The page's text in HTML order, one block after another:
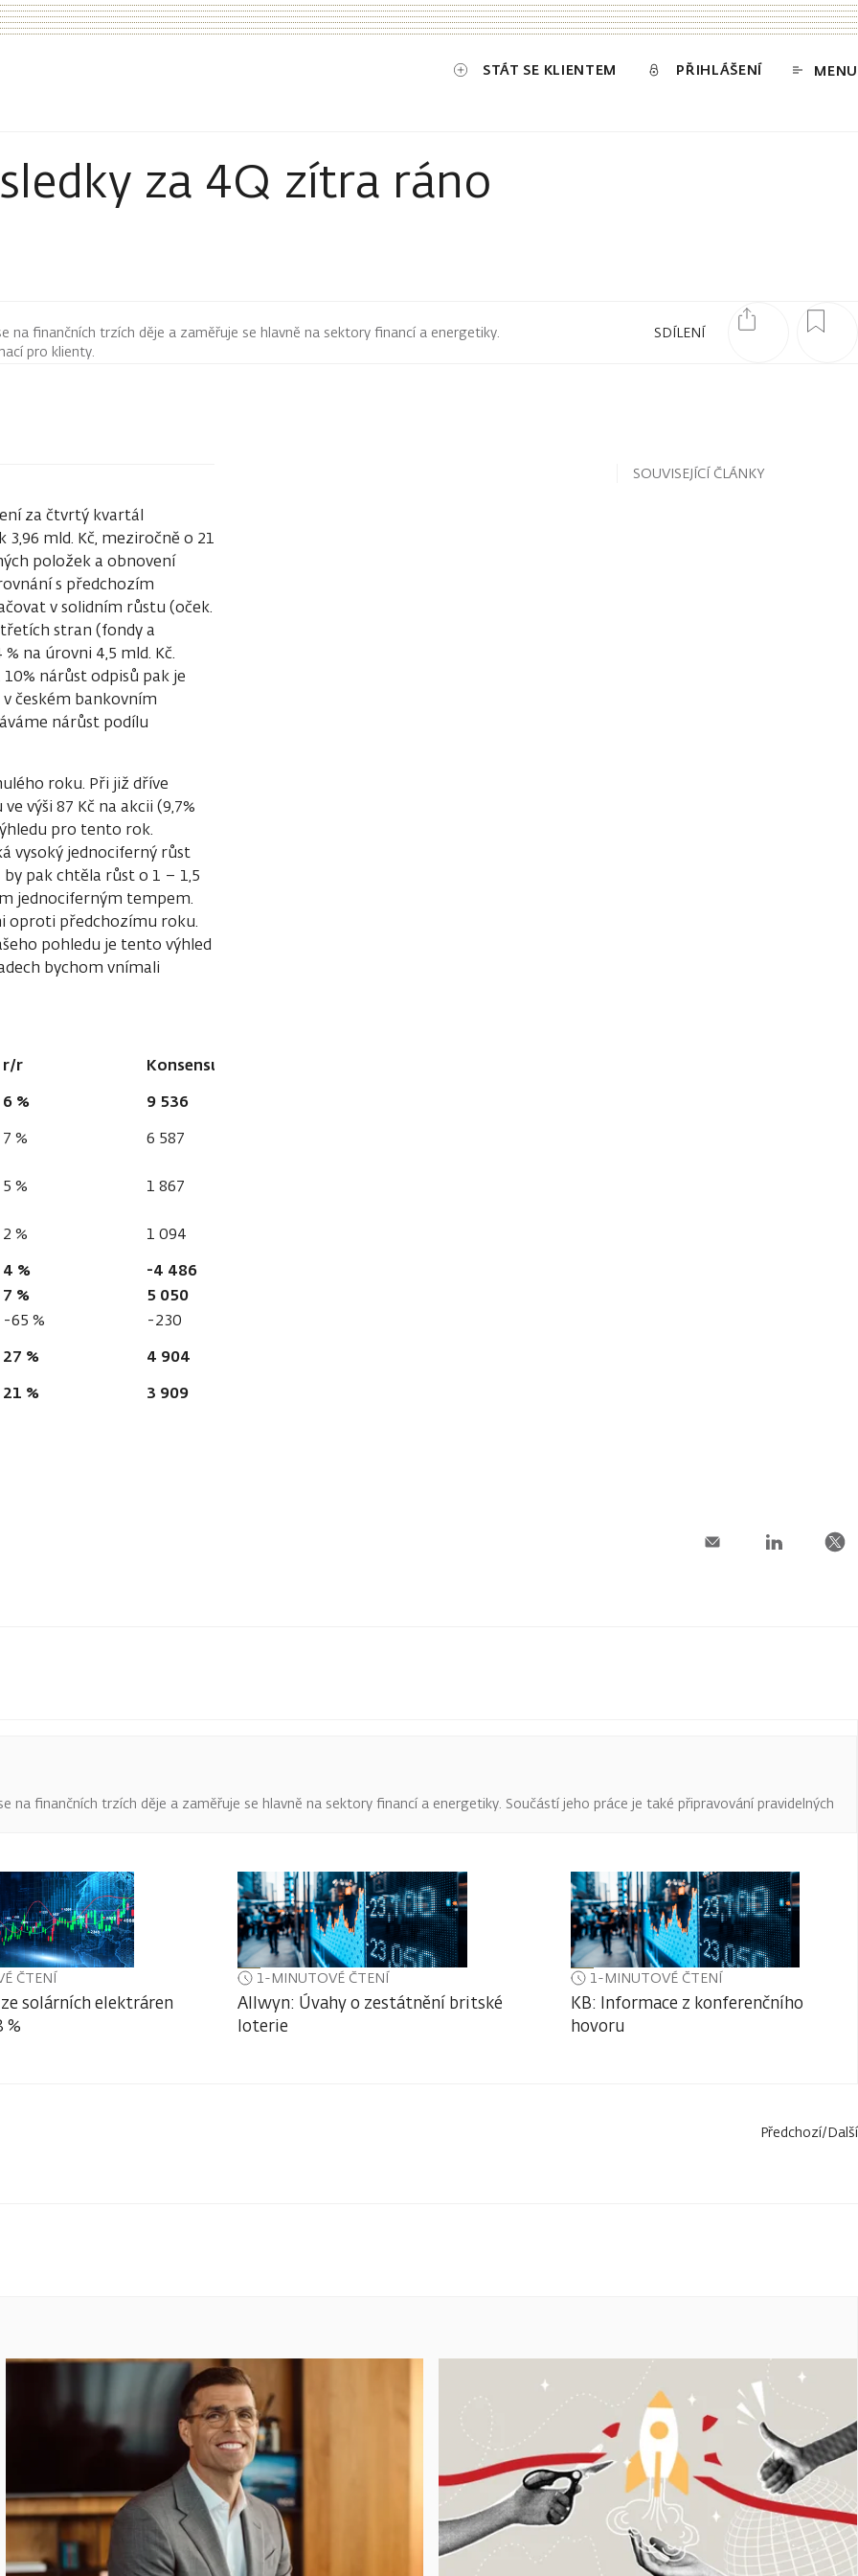
STÁT SE KLIENTEM PŘIHLÁŠENÍ MENU
za 4Q zítra ráno
SDÍLENÍ
na finančních trzích děje a zaměřuje se hlavně na sektory financí a energetiky.
pro klienty.
za čtvrtý kvartál
mld. Kč, meziročně o 21
položek a obnovení
s předchozím
v solidním růstu (oček.
stran (fondy a
na úrovni 4,5 mld. Kč.
nárůst odpisů pak je
českém bankovním
nárůst podílu
roku. Při již dříve
výši 87 Kč na akcii (9,7%
pro tento rok.
vysoký jednociferný růst
pak chtěla růst o 1 – 1,5
jednociferným tempem.
oproti předchozímu roku.
pohledu je tento výhled
bychom vnímali
r/r
Konsensus
6 %
9 536
7 % 6 587
5 % 1 867
2 % 1 094
4 %
-4 486
7 %
5 050
-65 % -230
27 %
4 904
21 %
3 909
SOUVISEJÍCÍ ČLÁNKY
na finančních trzích děje a zaměřuje se hlavně na sektory financí a energetiky. Součástí jeho práce je také připravování pravidelných
ČTENÍ
solárních elektráren
%
1-MINUTOVÉ ČTENÍ
Allwyn: Úvahy o zestátnění britské
loterie
1-MINUTOVÉ ČTENÍ
KB: Informace z konferenčního
hovoru
Předchozí/Další